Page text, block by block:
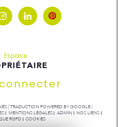
Espace
| TRADUCTION POWERED BY GOOGLE |
MENTIONS LÉGALES ADMIN
NOS LIENS
RGPD
COOKIES